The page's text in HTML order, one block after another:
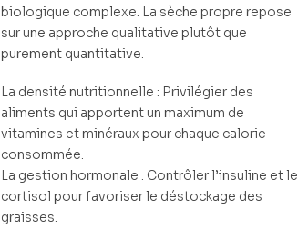
biologique complexe. La sèche propre repose
sur une approche qualitative plutôt que
purement quantitative.
La densité nutritionnelle : Privilégier des
aliments qui apportent un maximum de
vitamines et minéraux pour chaque calorie
consommée.
La gestion hormonale : Contrôler l’insuline et le
cortisol pour favoriser le déstockage des
graisses.